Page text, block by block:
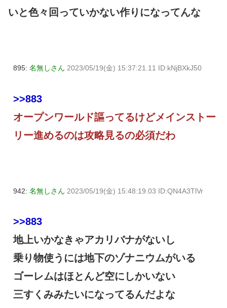
いと色々回っていかない作りになってんな
895: 名無しさん 2023/05/19(金) 15:37:21.11 ID:kNjBXkJ50
>>883
オープンワールド謳ってるけどメインストー
リー進めるのは攻略見るの必須だわ
942: 名無しさん 2023/05/19(金) 15:48:19.03 ID:QN4A3TlVr
>>883
地上いかなきゃアカリバナがないし
乗り物使うには地下のゾナニウムがいる
ゴーレムはほとんど空にしかいない
三すくみみたいになってるんだよな